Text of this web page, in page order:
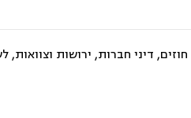
דיני חברות, ירושות וצוואות,